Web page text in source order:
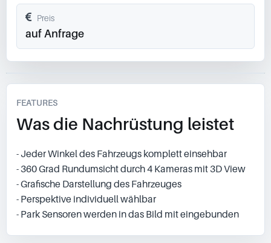
Preis
auf Anfrage
FEATURES
Was die Nachrüstung leistet
- Jeder Winkel des Fahrzeugs komplett einsehbar
- 360 Grad Rundumsicht durch 4 Kameras mit 3D View
- Grafische Darstellung des Fahrzeuges
- Perspektive individuell wählbar
- Park Sensoren werden in das Bild mit eingebunden